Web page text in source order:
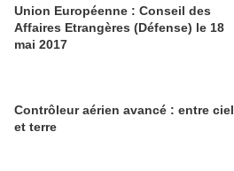
Union Européenne : Conseil des
Affaires Etrangères (Défense) le 18
mai 2017
Contrôleur aérien avancé : entre ciel
et terre